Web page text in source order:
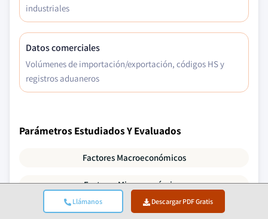
Llámanos Descargar PDF Gratis
industriales
Datos comerciales
Volúmenes de importación/exportación, códigos HS y
registros aduaneros
Parámetros Estudiados Y Evaluados
Factores Macroeconómicos
Factores Microeconómicos
Tecnología E Innovación